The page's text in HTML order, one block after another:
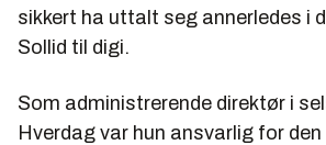
sikkert ha uttalt seg annerledes i
Sollid til digi.
Som administrerende direktør i
Hverdag var hun ansvarlig for